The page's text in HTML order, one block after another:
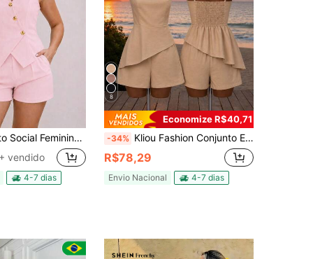
Elegante com Short e Colete
vendido
4-7 dias
8
Economize R$40,71
-34% Kliou Fashion Conjunto Elegante composto por uma blusa regata ajustável com elástico nas costas e short com bolsos
R$78,29
Envio Nacional 4-7 dias